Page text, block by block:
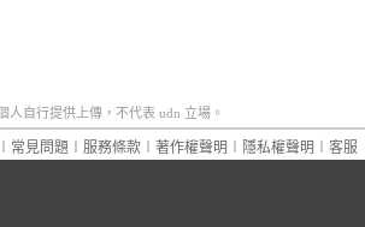
人自行提供上傳，不代表 udn 立場。
常見問題 服務條款 著作權聲明 隱私權聲明 客服